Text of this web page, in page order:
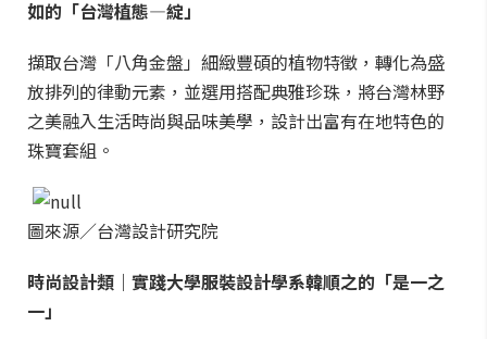
如的「台灣植態—綻」
擷取台灣「八角金盤」細緻豐碩的植物特徵，轉化為盛
放排列的律動元素，並選用搭配典雅珍珠，將台灣林野
之美融入生活時尚與品味美學，設計出富有在地特色的
珠寶套組。
圖來源／台灣設計研究院
時尚設計類｜實踐大學服裝設計學系韓順之的「是一之
一」